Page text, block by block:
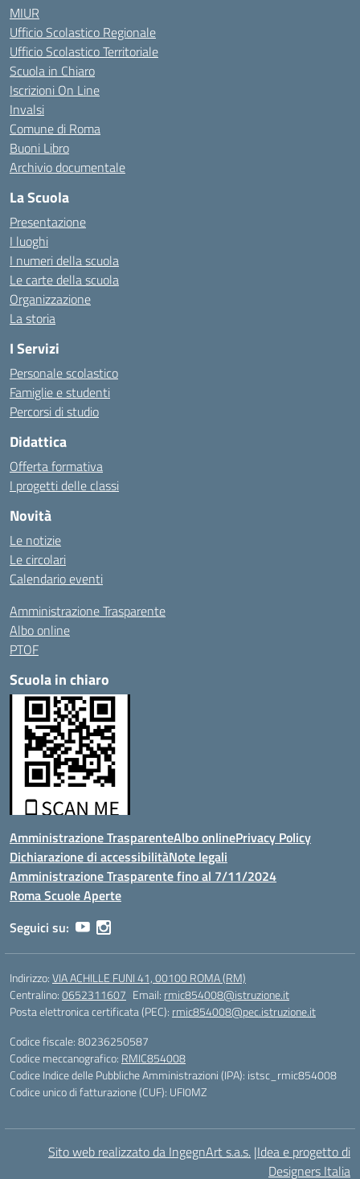
MIUR
Ufficio Scolastico Regionale
Ufficio Scolastico Territoriale
Scuola in Chiaro
Iscrizioni On Line
Invalsi
Comune di Roma
Buoni Libro
Archivio documentale
La Scuola
Presentazione
I luoghi
I numeri della scuola
Le carte della scuola
Organizzazione
La storia
I Servizi
Personale scolastico
Famiglie e studenti
Percorsi di studio
Didattica
Offerta formativa
I progetti delle classi
Novità
Le notizie
Le circolari
Calendario eventi
Amministrazione Trasparente
Albo online
PTOF
Scuola in chiaro
Amministrazione TrasparenteAlbo onlinePrivacy Policy
Dichiarazione di accessibilitàNote legali
Amministrazione Trasparente fino al 7/11/2024
Roma Scuole Aperte
Seguici su:
Indirizzo:VIA ACHILLE FUNI 41, 00100 ROMA (RM)
Centralino:0652311607 Email: rmic854008@istruzione.it
Posta elettronica certificata (PEC): rmic854008@pec.istruzione.it
Codice fiscale: 80236250587
Codice meccanografico: RMIC854008
Codice Indice delle Pubbliche Amministrazioni (IPA): istsc_rmic854008
Codice unico di fatturazione (CUF): UFI0MZ
Sito web realizzato da IngegnArt s.a.s. |Idea e progetto di
Designers Italia